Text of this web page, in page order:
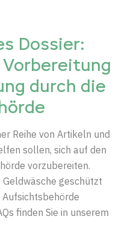
Dossier:
durch die
Reihe von Artikeln und
sollen, sich auf den
vorzubereiten.
geschützt
finden Sie in unserem